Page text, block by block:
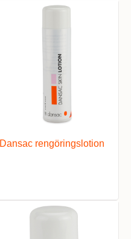
Dansac rengöringslotion